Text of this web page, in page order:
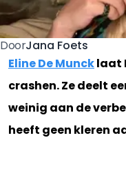
DoorJana Foets
Eline De Muncklaat
crashen. Ze deelt
weinig aan de
heeft geen kleren